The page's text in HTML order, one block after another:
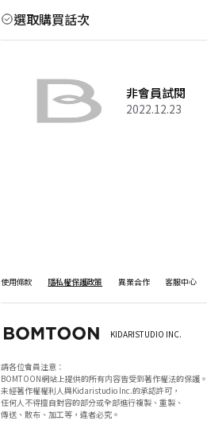
選取購買話次
非會員試閱
2022.12.23
使用條款 隱私權保護政策 異業合作 客服中心
KIDARISTUDIO INC.
請各位會員注意：
BOMTOON網站上提供的所有内容皆受到著作權法的保護。
未經著作權權利人與Kidaristudio Inc.的承認許可，
任何人不得擅自對容的部分或全部進行複製、重製、
傳送、散布、加工等，違者必究。